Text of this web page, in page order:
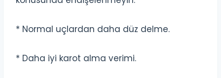
* Normal uçlardan daha düz delme.
* Daha iyi karot alma verimi.